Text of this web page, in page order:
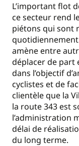
L’important flot
ce secteur rend
piétons qui sont
amène entre
déplacer de part
dans l’objectif
cyclistes et de
clientèle que la
la route 343 est
l’administration
délai de
du long terme.